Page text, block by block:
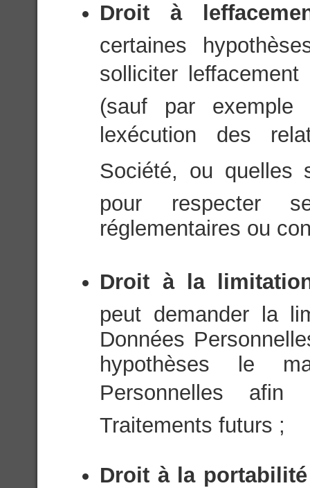
Droit à
certaines
solliciter
(sauf par
lexécution des
Société, ou
pour respecter
réglementaires ou
Droit à la
peut demander la
Données
hypothèses le
Personnelles afin
Traitements futurs ;
Droit à la